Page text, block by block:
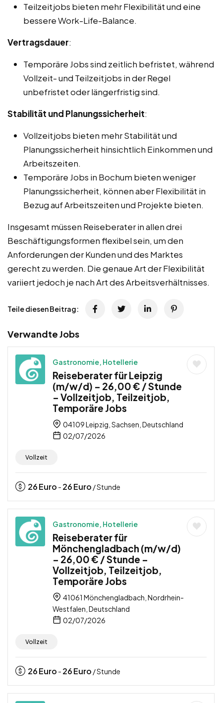
Teilzeitjobs bieten mehr Flexibilität und eine
bessere Work-Life-Balance.
Vertragsdauer:
Temporäre Jobs sind zeitlich befristet, während
Vollzeit- und Teilzeitjobs in der Regel
unbefristet oder längerfristig sind.
Stabilität und Planungssicherheit:
Vollzeitjobs bieten mehr Stabilität und
Planungssicherheit hinsichtlich Einkommen und
Arbeitszeiten.
Temporäre Jobs in Bochum bieten weniger
Planungssicherheit, können aber Flexibilität in
Bezug auf Arbeitszeiten und Projekte bieten.
Insgesamt müssen Reiseberater in allen drei
Beschäftigungsformen flexibel sein, um den
Anforderungen der Kunden und des Marktes
gerecht zu werden. Die genaue Art der Flexibilität
variiert jedoch je nach Art des Arbeitsverhältnisses.
Teile diesen Beitrag:
Verwandte Jobs
Gastronomie, Hotellerie
Reiseberater für Leipzig
(m/w/d) – 26,00 € / Stunde
– Vollzeitjob, Teilzeitjob,
Temporäre Jobs
04109 Leipzig, Sachsen, Deutschland
02/07/2026
Vollzeit
26Euro - 26Euro / Stunde
Gastronomie, Hotellerie
Reiseberater für
Mönchengladbach (m/w/d)
– 26,00 € / Stunde –
Vollzeitjob, Teilzeitjob,
Temporäre Jobs
41061 Mönchengladbach, Nordrhein-
Westfalen, Deutschland
02/07/2026
Vollzeit
26Euro - 26Euro / Stunde